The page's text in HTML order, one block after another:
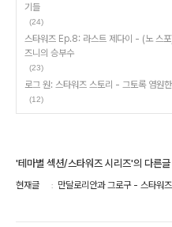
기들
(24)
스타워즈 Ep.8: 라스트 제다이 - (노 스포
즈니의 승부수
(23)
로그 원: 스타워즈 스토리 - 그토록 염원
(12)
'테마별 섹션/스타워즈 시리즈'의 다른글
현재글 만달로리안과 그로구 - 스타워